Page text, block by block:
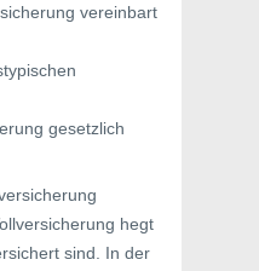
vereinbart
gesetzlich
hegt
sind. In der